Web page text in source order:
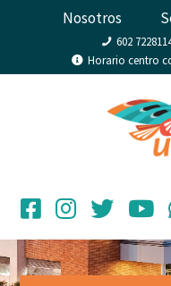
Nosotros
602
Horario centro